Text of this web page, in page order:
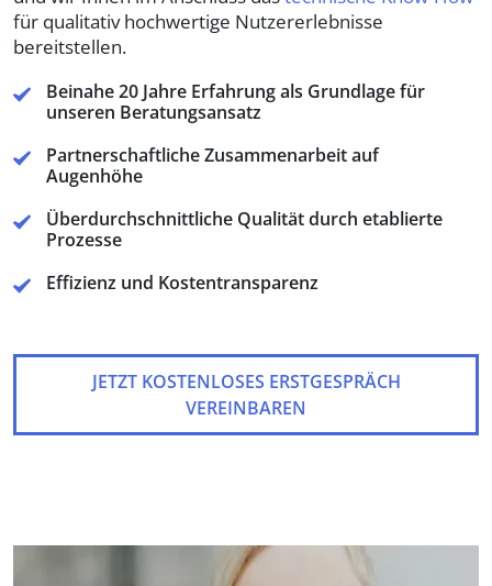
für qualitativ hochwertige Nutzererlebnisse
bereitstellen.
Beinahe 20 Jahre Erfahrung als Grundlage für
unseren Beratungsansatz
Partnerschaftliche Zusammenarbeit auf
Augenhöhe
Überdurchschnittliche Qualität durch etablierte
Prozesse
Effizienz und Kostentransparenz
JETZT KOSTENLOSES ERSTGESPRÄCH
VEREINBAREN